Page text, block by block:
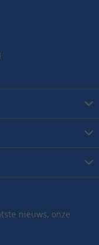
nieuws, onze